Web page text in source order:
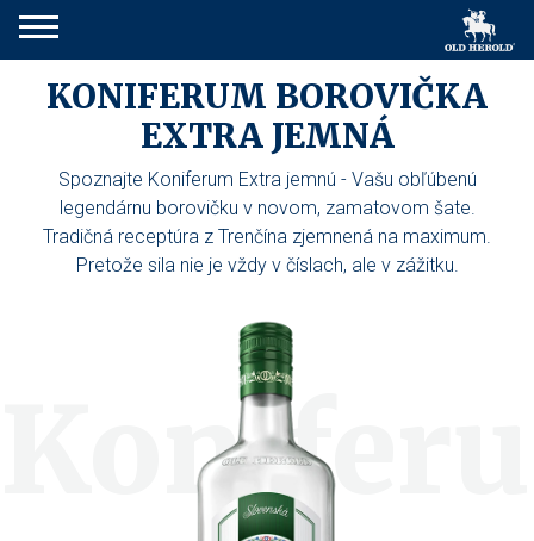
KONIFERUM BOROVIČKA
EXTRA JEMNÁ
Spoznajte Koniferum Extra jemnú - Vašu obľúbenú
legendárnu borovičku v novom, zamatovom šate.
Tradičná receptúra z Trenčína zjemnená na maximum.
Pretože sila nie je vždy v číslach, ale v zážitku.